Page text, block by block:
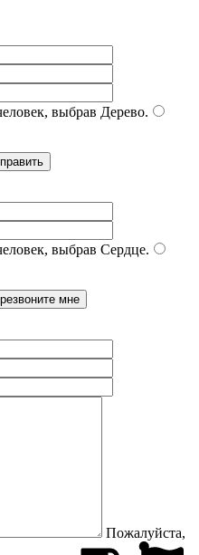
выбрав Дерево.
выбрав Сердце.
Пожалуйста,